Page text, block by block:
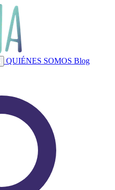
QUIÉNES SOMOS Blog